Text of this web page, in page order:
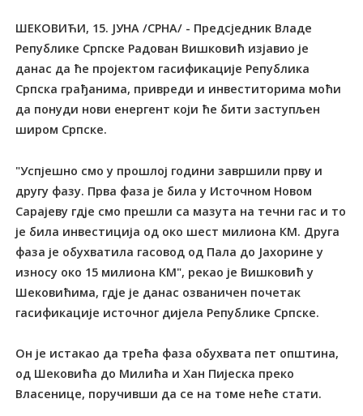
ШЕКОВИЋИ, 15. ЈУНА /СРНА/ - Предсједник Владе
Републике Српске Радован Вишковић изјавио је
данас да ће пројектом гасификације Република
Српска грађанима, привреди и инвеститорима моћи
да понуди нови енергент који ће бити заступљен
широм Српске.
"Успјешно смо у прошлој години завршили прву и
другу фазу. Прва фаза је била у Источном Новом
Сарајеву гдје смо прешли са мазута на течни гас и то
је била инвестиција од око шест милиона КМ. Друга
фаза је обухватила гасовод од Пала до Јахорине у
износу око 15 милиона КМ", рекао је Вишковић у
Шековићима, гдје је данас озваничен почетак
гасификације источног дијела Републике Српске.
Он је истакао да трећа фаза обухвата пет општина,
од Шековића до Милића и Хан Пијеска преко
Власенице, поручивши да се на томе неће стати.